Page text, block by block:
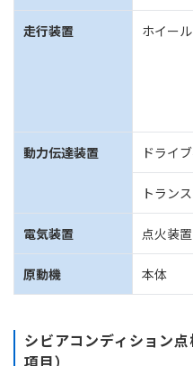
走行装置 ホイール
動力伝達装置 ドライ
トラン
電気装置 点火装置
原動機 本体
シビアコンディション